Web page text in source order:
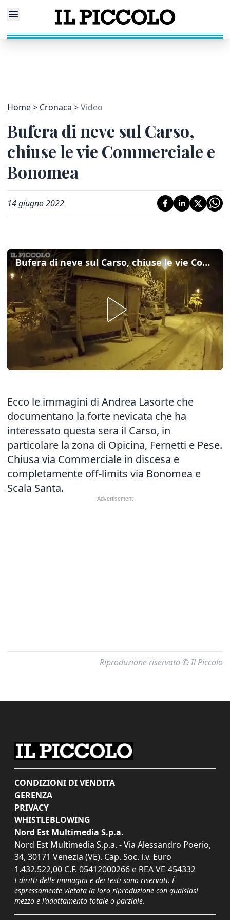
Home Cronaca Video
Bufera di neve sul Carso,
chiuse le vie Commerciale e
Bonomea
14 giugno 2022
Bufera di neve sul Carso, chiuse le vie Commerciale e Bonomea
Ecco le immagini di Andrea Lasorte che
documentano la forte nevicata che ha
interessato questa sera il Carso, in
particolare la zona di Opicina, Fernetti e Pese.
Chiusa via Commerciale in discesa e
completamente off-limits via Bonomea e
Scala Santa.
Riproduzione riservata © Il Piccolo
CONDIZIONI DI VENDITA
GERENZA
PRIVACY
WHISTLEBLOWING
Nord Est Multimedia S.p.a.
Nord Est Multimedia S.p.a. - Via Alessandro Poerio,
34, 30171 Venezia (VE). Cap. Soc. i.v. Euro
1.432.522,00 C.F. 05412000266 e REA VE-454332
I diritti delle immagini e dei testi sono riservati. È
espressamente vietata la loro riproduzione con qualsiasi
mezzo e l'adattamento totale o parziale.